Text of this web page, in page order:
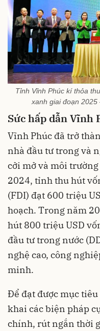
Tỉnh Vĩnh Phúc kí thỏa
xanh giai đoạn
Sức hấp dẫn Vĩnh
Vĩnh Phúc đã trở
nhà đầu tư trong và
cởi mở và môi
2024, tỉnh thu hút
(FDI) đạt 600 triệu
hoạch. Trong năm
hút 800 triệu USD
đầu tư trong nước
nghệ cao, công
minh.
Để đạt được mục
khai các biện pháp
chính, rút ngắn thời